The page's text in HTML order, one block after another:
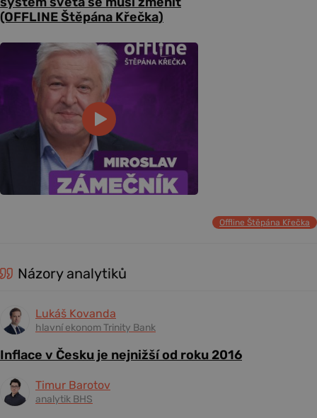
(OFFLINE Štěpána Křečka)
Offline Štěpána Křečka
Názory analytiků
Lukáš Kovanda
hlavní ekonom Trinity Bank
Inflace v Česku je nejnižší od roku 2016
Timur Barotov
analytik BHS